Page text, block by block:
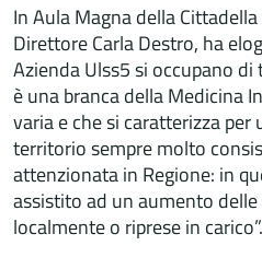
In Aula Magna della
Direttore Carla Destro, ha
Azienda Ulss5 si occupano di
è una branca della Medicina
varia e che si caratterizza
territorio sempre molto
attenzionata in Regione: in
assistito ad un aumento
localmente o riprese in carico”.